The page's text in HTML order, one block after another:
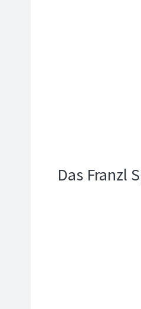
Das Franzl